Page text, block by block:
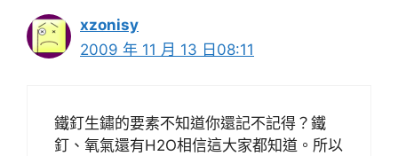
xzonisy
2009 年 11 月 13 日08:11
鐵釘生鏽的要素不知道你還記不記得？鐵
釘、氧氣還有H2O相信這大家都知道。所以